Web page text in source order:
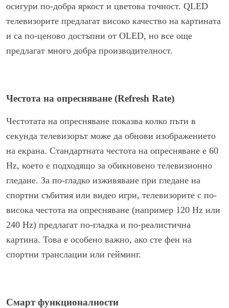
осигури по-добра яркост и цветова точност. QLED
телевизорите предлагат високо качество на картината
и са по-ценово достъпни от OLED, но все още
предлагат много добра производителност.
Честота на опресняване (Refresh Rate)
Честотата на опресняване показва колко пъти в
секунда телевизорът може да обнови изображението
на екрана. Стандартната честота на опресняване е 60
Hz, което е подходящо за обикновено телевизионно
гледане. За по-гладко изживяване при гледане на
спортни събития или видео игри, телевизорите с по-
висока честота на опресняване (например 120 Hz или
240 Hz) предлагат по-гладка и по-реалистична
картина. Това е особено важно, ако сте фен на
спортни транслации или гейминг.
Смарт функционалности